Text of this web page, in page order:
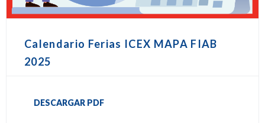
Calendario Ferias ICEX MAPA FIAB
2025
DESCARGAR PDF